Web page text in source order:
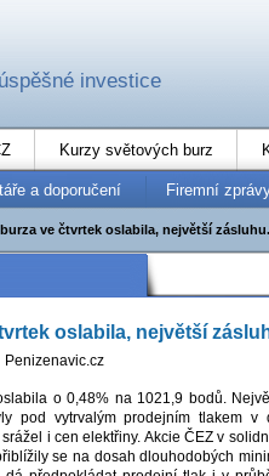
investice
Kurzy světových burz
a doporučení Firemní
ve čtvrtek oslabila, největší
oslabila, největší
Penizenavic.cz
o 0,48% na 1021,9 bodů.
pod vytrvalým prodejním tlakem v
i cen elektřiny. Akcie ČEZ v
se na dosah dlouhodobých